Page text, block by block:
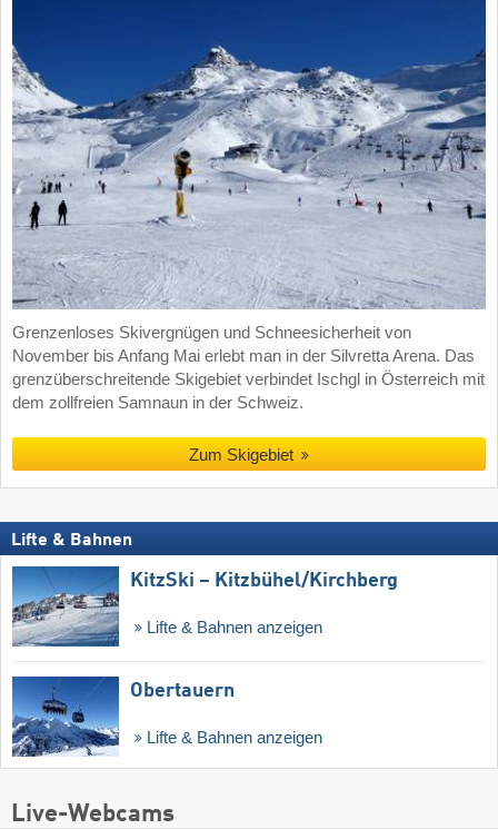
Grenzenloses Skivergnügen und Schneesicherheit von
November bis Anfang Mai erlebt man in der Silvretta Arena. Das
grenzüberschreitende Skigebiet verbindet Ischgl in Österreich mit
dem zollfreien Samnaun in der Schweiz.
Zum Skigebiet
Lifte & Bahnen
KitzSki – Kitzbühel/​Kirchberg
Lifte & Bahnen anzeigen
Obertauern
Lifte & Bahnen anzeigen
Live-Webcams